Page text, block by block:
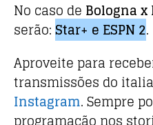
No caso de Bologna x
serão:Star+ e ESPN 2.
Aproveite para
transmissões do
Instagram. Sempre